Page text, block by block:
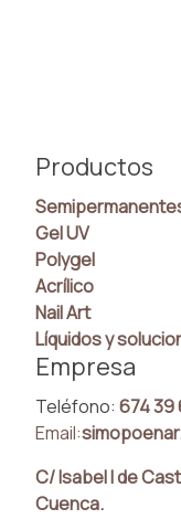
Productos
Gel UV
Polygel
Acrílico
Nail Art
Líquidos y
Empresa
Teléfono: 674 39
Email:
C/ Isabel I de
Cuenca.